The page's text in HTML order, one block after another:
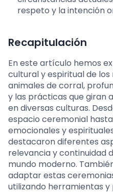
respeto y la intención
Recapitulación
En este artículo hemos
cultural y espiritual de
animales de corral,
y las prácticas que giran
en diversas culturas.
espacio ceremonial
emocionales y
destacaron diferentes
relevancia y continuidad
mundo moderno.
adaptar estas
utilizando herramientas